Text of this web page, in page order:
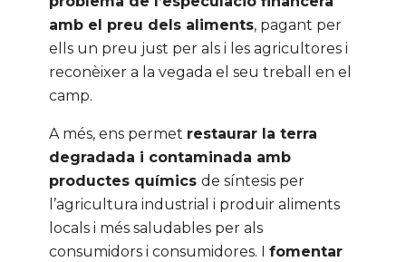
amb el preu dels aliments, pagant per
ells un preu just per als i les agricultores i
reconèixer a la vegada el seu treball en el
camp.
A més, ens permet restaurar la terra
degradada i contaminada amb
productes químics de síntesis per
l’agricultura industrial i produir aliments
locals i més saludables per als
consumidors i consumidores. I fomentar